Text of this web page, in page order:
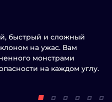
быстрый и сложный
на ужас. Вам
монстрами
на каждом углу.